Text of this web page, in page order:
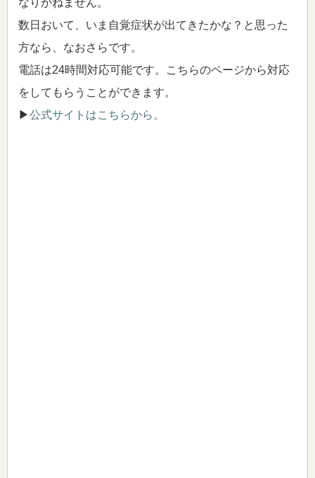
なりかねません。
数日おいて、いま自覚症状が出てきたかな？と思った
方なら、なおさらです。
電話は24時間対応可能です。こちらのページから対応
をしてもらうことができます。
▶公式サイトはこちらから。